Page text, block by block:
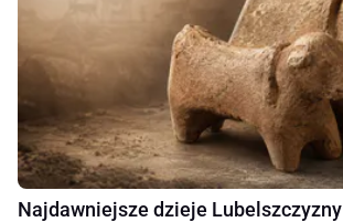
Najdawniejsze dzieje Lubelszczyzny